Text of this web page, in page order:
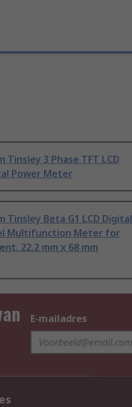
Tinsley 3 Phase TFT LCD
Power Meter
Tinsley Beta G1 LCD Digital
Multifunction Meter for
22.2 mm x 68 mm
E-mailadres